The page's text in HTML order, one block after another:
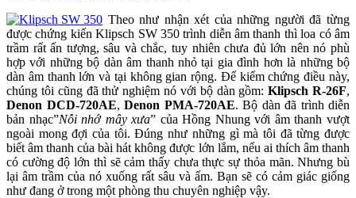
Theo như nhận xét của những người đã từng
được chứng kiến Klipsch SW 350 trình diễn âm thanh thì loa có âm
trầm rất ấn tượng, sâu và chắc, tuy nhiên chưa đủ lớn nên nó phù
hợp với những bộ dàn âm thanh nhỏ tại gia đình hơn là những bộ
dàn âm thanh lớn và tại không gian rộng. Để kiểm chứng điều này,
chúng tôi cũng đã thử nghiệm nó với bộ dàn gồm:Klipsch R-26F,
Denon DCD-720AE, Denon PMA-720AE. Bộ dàn đã trình diễn
bản nhạc”Nỗi nhớ mây xưa” của Hồng Nhung với âm thanh vượt
ngoài mong đợi của tôi. Đúng như những gì mà tôi đã từng được
biết âm thanh của bài hát không được lớn lắm, nếu ai thích âm thanh
có cường độ lớn thì sẽ cảm thấy chưa thực sự thỏa mãn. Nhưng bù
lại âm trầm của nó xuống rất sâu và ấm. Bạn sẽ có cảm giác giống
như đang ở trong một phòng thu chuyên nghiệp vậy.